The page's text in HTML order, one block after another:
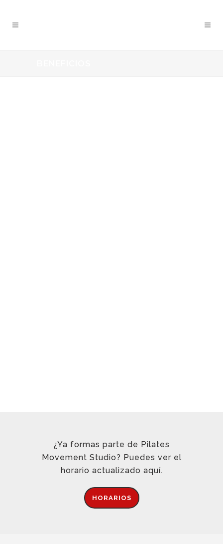
¿Ya formas parte de Pilates
Movement Studio? Puedes ver el
horario actualizado aquí.
HORARIOS